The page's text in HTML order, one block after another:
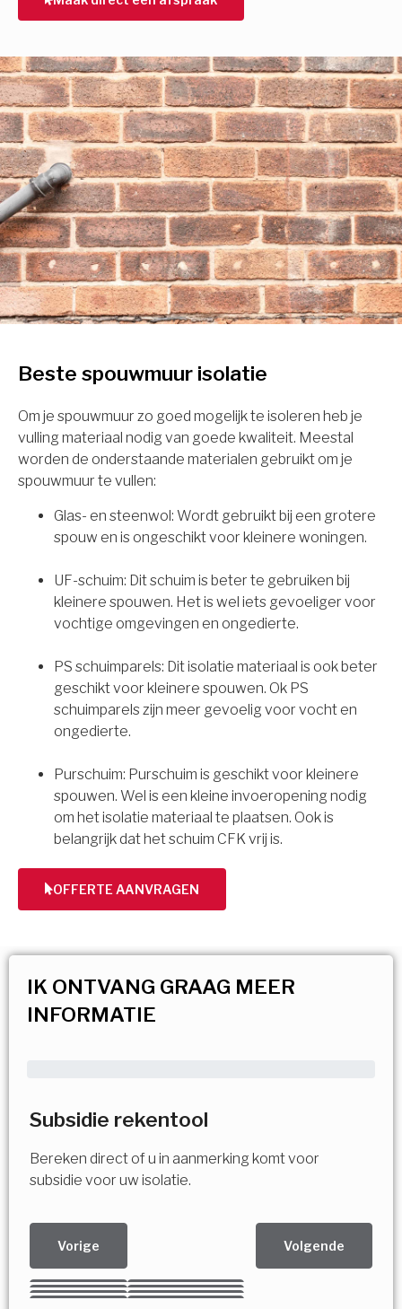
Beste spouwmuur isolatie
Om je spouwmuur zo goed mogelijk te isoleren heb je
vulling materiaal nodig van goede kwaliteit. Meestal
worden de onderstaande materialen gebruikt om je
spouwmuur te vullen:
Glas- en steenwol: Wordt gebruikt bij een grotere
spouw en is ongeschikt voor kleinere woningen.
UF-schuim: Dit schuim is beter te gebruiken bij
kleinere spouwen. Het is wel iets gevoeliger voor
vochtige omgevingen en ongedierte.
PS schuimparels: Dit isolatie materiaal is ook beter
geschikt voor kleinere spouwen. Ok PS
schuimparels zijn meer gevoelig voor vocht en
ongedierte.
Purschuim: Purschuim is geschikt voor kleinere
spouwen. Wel is een kleine invoeropening nodig
om het isolatie materiaal te plaatsen. Ook is
belangrijk dat het schuim CFK vrij is.
OFFERTE AANVRAGEN
IK ONTVANG GRAAG MEER
INFORMATIE
Subsidie rekentool
Bereken direct of u in aanmerking komt voor
subsidie voor uw isolatie.
Vorige Volgende
Kies uw Isolatiemaatregel
Vorige Volgende